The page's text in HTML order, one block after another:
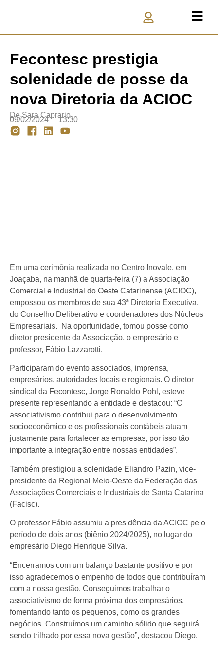
Fecontesc prestigia
solenidade de posse da
nova Diretoria da ACIOC
DeSara Caprario
09/02/2024 13:30
Em uma cerimônia realizada no Centro Inovale, em
Joaçaba, na manhã de quarta-feira (7) a Associação
Comercial e Industrial do Oeste Catarinense (ACIOC),
empossou os membros de sua 43ª Diretoria Executiva,
do Conselho Deliberativo e coordenadores dos Núcleos
Empresariais. Na oportunidade, tomou posse como
diretor presidente da Associação, o empresário e
professor, Fábio Lazzarotti.
Participaram do evento associados, imprensa,
empresários, autoridades locais e regionais. O diretor
sindical da Fecontesc, Jorge Ronaldo Pohl, esteve
presente representando a entidade e destacou: “O
associativismo contribui para o desenvolvimento
socioeconômico e os profissionais contábeis atuam
justamente para fortalecer as empresas, por isso tão
importante a integração entre nossas entidades”.
Também prestigiou a solenidade Eliandro Pazin, vice-
presidente da Regional Meio-Oeste da Federação das
Associações Comerciais e Industriais de Santa Catarina
(Facisc).
O professor Fábio assumiu a presidência da ACIOC pelo
período de dois anos (biênio 2024/2025), no lugar do
empresário Diego Henrique Silva.
“Encerramos com um balanço bastante positivo e por
isso agradecemos o empenho de todos que contribuíram
com a nossa gestão. Conseguimos trabalhar o
associativismo de forma próxima dos empresários,
fomentando tanto os pequenos, como os grandes
negócios. Construímos um caminho sólido que seguirá
sendo trilhado por essa nova gestão”, destacou Diego.